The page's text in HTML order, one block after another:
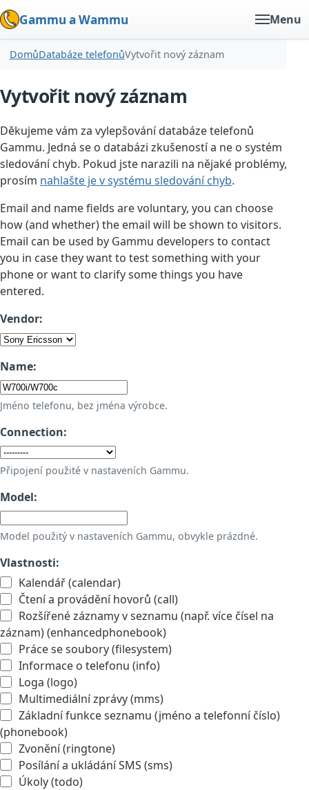
Gammu a Wammu Menu
DomůDatabáze telefonůVytvořit nový záznam
Vytvořit nový záznam
Děkujeme vám za vylepšování databáze telefonů
Gammu. Jedná se o databázi zkušeností a ne o systém
sledování chyb. Pokud jste narazili na nějaké problémy,
prosím nahlašte je v systému sledování chyb.
Email and name fields are voluntary, you can choose
how (and whether) the email will be shown to visitors.
Email can be used by Gammu developers to contact
you in case they want to test something with your
phone or want to clarify some things you have
entered.
Vendor:
Name:
Jméno telefonu, bez jména výrobce.
Connection:
Připojení použité v nastaveních Gammu.
Model:
Model použitý v nastaveních Gammu, obvykle prázdné.
Vlastnosti:
Kalendář (calendar)
Čtení a provádění hovorů (call)
Rozšířené záznamy v seznamu (např. více čísel na
záznam) (enhancedphonebook)
Práce se soubory (filesystem)
Informace o telefonu (info)
Loga (logo)
Multimediální zprávy (mms)
Základní funkce seznamu (jméno a telefonní číslo)
(phonebook)
Zvonění (ringtone)
Posílání a ukládání SMS (sms)
Úkoly (todo)